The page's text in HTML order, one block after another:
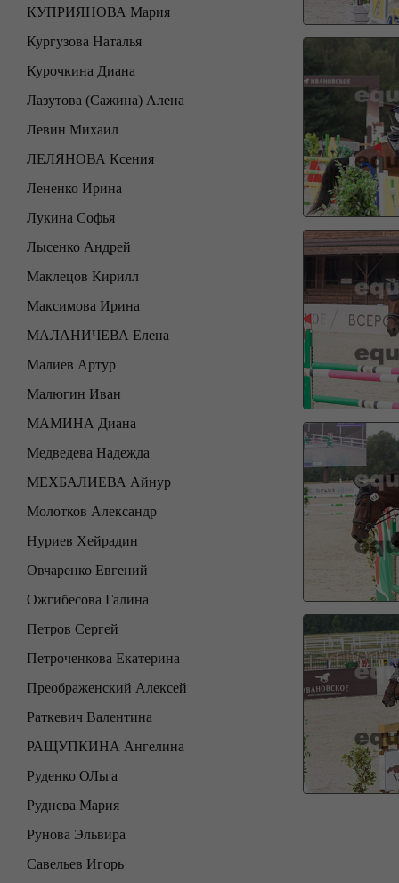
КУПРИЯНОВА Мария
Кургузова Наталья
Курочкина Диана
Лазутова (Сажина) Алена
Левин Михаил
ЛЕЛЯНОВА Ксения
Лененко Ирина
Лукина Софья
Лысенко Андрей
Маклецов Кирилл
Максимова Ирина
МАЛАНИЧЕВА Елена
Малиев Артур
Малюгин Иван
МАМИНА Диана
Медведева Надежда
МЕХБАЛИЕВА Айнур
Молотков Александр
Нуриев Хейрадин
Овчаренко Евгений
Ожгибесова Галина
Петров Сергей
Петроченкова Екатерина
Преображенский Алексей
Раткевич Валентина
РАЩУПКИНА Ангелина
Руденко ОЛьга
Руднева Мария
Рунова Эльвира
Савельев Игорь